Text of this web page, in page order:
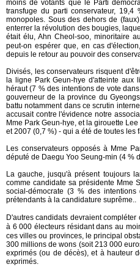
moins de votants que le Parti
transfuge du parti conservateur,
monopoles. Sous des dehors de
enterrer la révolution des bougies,
était élu, Ahn Cheol-soo, minoritaire
peut-on espérer que, en cas
depuis le retour au pouvoir des
Divisés, les conservateurs risquent
la ligne Park Geun-hye d'atteinte aux
héraut (7 % des intentions de vote
gouverneur de la province du
battu notamment dans ce scrutin
accusait contre l'évidence notre
Mme Park Geun-hye, et la girouette
et 2007 (0,7 %) - qui a été de toutes
Les conservateurs opposés à Mme
député de Daegu Yoo Seung-min (4 %
La gauche, jusqu'à présent toujours
comme candidate sa présidente Mme
social-démocrate (3 % des
prétendants à la candidature suprême..
D'autres candidats devraient compléter
à 6 000 électeurs résidant dans au
ces villes ou provinces, le principal
300 millions de wons (soit 213 000
exprimés (ou de décès), et à hauteur
exprimés.